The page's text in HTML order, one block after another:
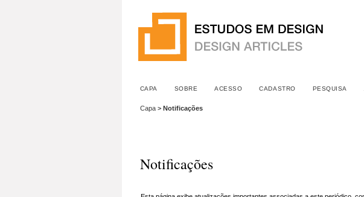
CAPA SOBRE ACESSO CADASTRO PESQUISA
Capa> Notificações
Notificações